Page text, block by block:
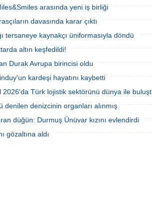
koca bir
üretebilen bir yaşam alanına
dönüştürüldü.
arasında yeni iş birliği
davasında karar çıktı
tersaneye kaynakçı üniformasıyla döndü
altın keşfedildi!
Durak Avrupa birincisi oldu
kardeşi hayatını kaybetti
2026'da Türk lojistik sektörünü dünya ile
denilen denizcinin organları alınmış
düğün: Durmuş Ünüvar kızını evlendirdi
gözaltına aldı